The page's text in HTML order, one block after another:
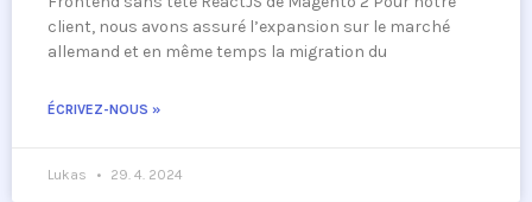
client, nous avons assuré l’expansion sur le marché
allemand et en même temps la migration du
ÉCRIVEZ-NOUS »
Lukas 29. 4. 2024